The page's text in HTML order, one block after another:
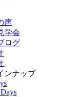
声
学会
ログ
ンナップ